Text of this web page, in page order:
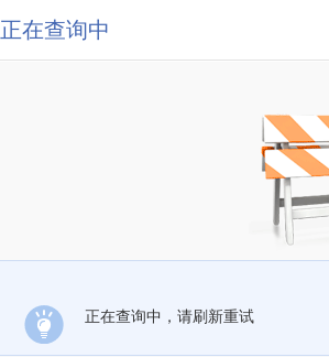
正在查询中
正在查询中，请刷新重试